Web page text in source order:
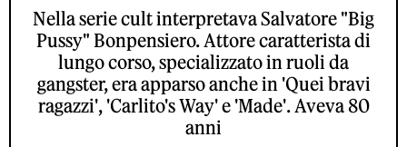
Nella serie cult interpretava Salvatore "Big
Pussy" Bonpensiero. Attore caratterista di
lungo corso, specializzato in ruoli da
gangster, era apparso anche in 'Quei bravi
ragazzi', 'Carlito's Way' e 'Made'. Aveva 80
anni